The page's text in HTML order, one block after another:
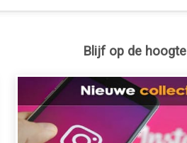
Blijf op de hoogte